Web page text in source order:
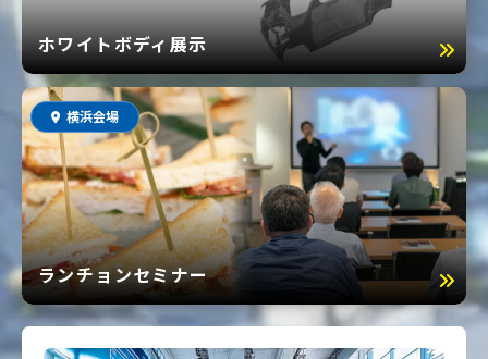
ホワイトボディ展示
ランチョンセミナー
横浜会場